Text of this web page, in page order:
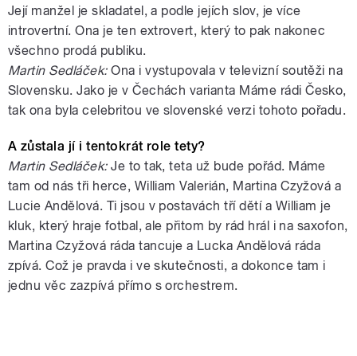
Její manžel je skladatel, a podle jejích slov, je více
introvertní. Ona je ten extrovert, který to pak nakonec
všechno prodá publiku.
Martin Sedláček:Ona i vystupovala v televizní soutěži na
Slovensku. Jako je v Čechách varianta Máme rádi Česko,
tak ona byla celebritou ve slovenské verzi tohoto pořadu.
A zůstala jí i tentokrát role tety?
Martin Sedláček:Je to tak, teta už bude pořád. Máme
tam od nás tři herce, William Valerián, Martina Czyžová a
Lucie Andělová. Ti jsou v postavách tří dětí a William je
kluk, který hraje fotbal, ale přitom by rád hrál i na saxofon,
Martina Czyžová ráda tancuje a Lucka Andělová ráda
zpívá. Což je pravda i ve skutečnosti, a dokonce tam i
jednu věc zazpívá přímo s orchestrem.